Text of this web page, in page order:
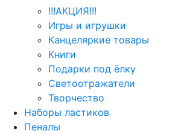
!!!АКЦИЯ!!!
Игры и игрушки
Канцеляркие товары
Книги
Подарки под ёлку
Светоотражатели
Творчество
Наборы ластиков
Пеналы